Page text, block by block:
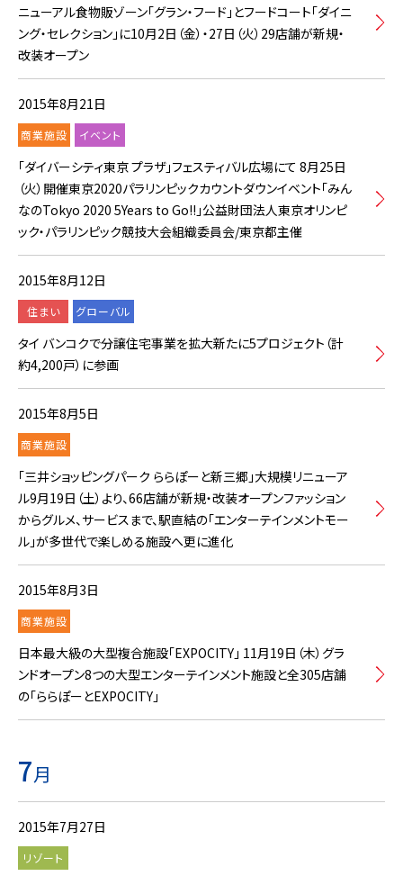
ニューアル食物販ゾーン「グラン・フード」とフードコート「ダイニ
ング・セレクション」に10月2日（金）・27日（火）29店舗が新規・
改装オープン
2015年8月21日
商業施設 イベント
「ダイバーシティ東京 プラザ」フェスティバル広場にて 8月25日
（火）開催東京2020パラリンピックカウントダウンイベント「みん
なのTokyo 2020 5Years to Go!!」公益財団法人東京オリンピ
ック・パラリンピック競技大会組織委員会/東京都主催
2015年8月12日
住まい グローバル
タイ バンコクで分譲住宅事業を拡大新たに5プロジェクト（計
約4,200戸）に参画
2015年8月5日
商業施設
「三井ショッピングパーク ららぽーと新三郷」大規模リニューア
ル9月19日（土）より、66店舗が新規・改装オープンファッション
からグルメ、サービスまで、駅直結の「エンターテインメントモー
ル」が多世代で楽しめる施設へ更に進化
2015年8月3日
商業施設
日本最大級の大型複合施設「EXPOCITY」 11月19日（木）グラ
ンドオープン8つの大型エンターテインメント施設と全305店舗
の「ららぽーとEXPOCITY」
7月
2015年7月27日
リゾート